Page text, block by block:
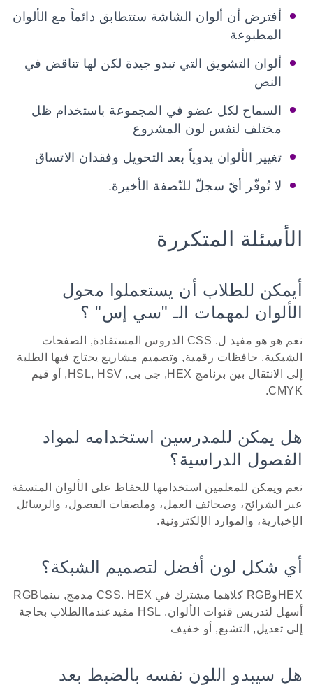
أفترض أن ألوان الشاشة ستتطابق دائماً مع الألوان
المطبوعة
ألوان التشويق التي تبدو جيدة لكن لها تناقض في
النص
السماح لكل عضو في المجموعة باستخدام ظل
مختلف لنفس لون المشروع
تغيير الألوان يدوياً بعد التحويل وفقدان الاتساق
لا تُوفّر أيّ سجلّ للنّصفة الأخيرة.
الأسئلة المتكررة
أيمكن للطلاب أن يستعملوا محول
الألوان لمهمات الـ "سي إس" ؟
نعم هو هو مفيد ل. CSS الدروس المستفادة, الصفحات
الشبكية, حافظات رقمية, وتصميم مشاريع يحتاج فيها الطلبة
إلى الانتقال بين برنامج HEX, جى بى, HSL, HSV, أو قيم
CMYK.
هل يمكن للمدرسين استخدامه لمواد
الفصول الدراسية؟
نعم ويمكن للمعلمين استخدامها للحفاظ على الألوان المتسقة
عبر الشرائح، وصحائف العمل، وملصقات الفصول، والرسائل
الإخبارية، والموارد الإلكترونية.
أي شكل لون أفضل لتصميم الشبكة؟
HEXوRGB كلاهما مشترك في CSS. HEX مدمج, بينماRGB
أسهل لتدريس قنوات الألوان. HSL مفيدعندماالطلاب بحاجة
إلى تعديل, التشبع, أو خفيف
هل سيبدو اللون نفسه بالضبط بعد